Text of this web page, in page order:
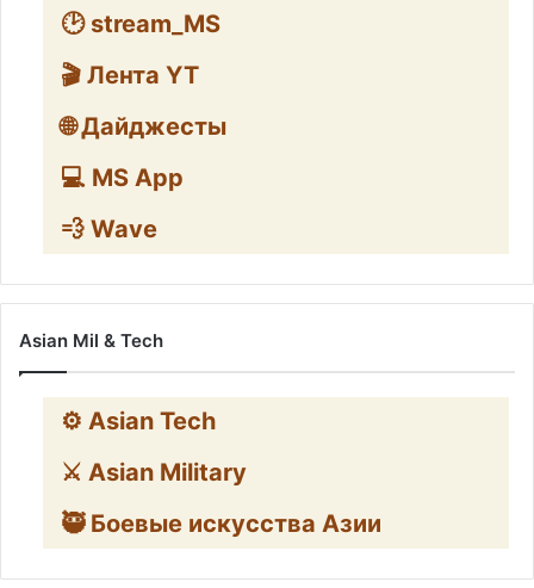
🕑 stream_MS
🎬 Лента YT
🌐 Дайджесты
💻 MS App
💨 Wave
Asian Mil & Tech
⚙️ Asian Tech
⚔️ Asian Military
🥷 Боевые искусства Азии